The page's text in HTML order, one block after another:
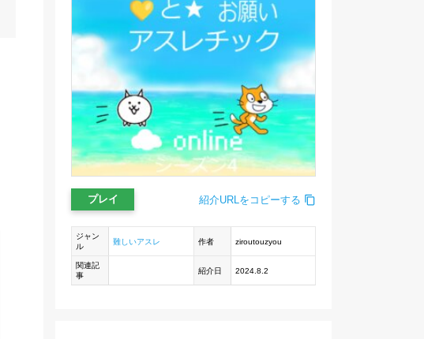
プレイ 紹介URLをコピーする
ジャン
ル
難しいアスレ 作者 ziroutouzyou
関連記
事
紹介日 2024.8.2